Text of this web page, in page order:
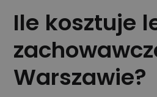
Ile kosztuje
Warszawie?